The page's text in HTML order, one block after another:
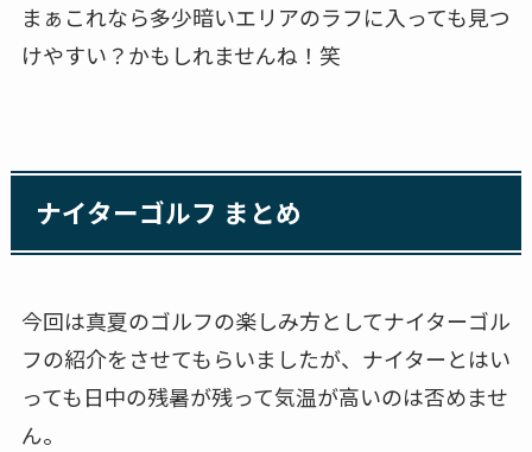
まぁこれなら多少暗いエリアのラフに入っても見つ
けやすい？かもしれませんね！笑
ナイターゴルフ まとめ
今回は真夏のゴルフの楽しみ方としてナイターゴル
フの紹介をさせてもらいましたが、ナイターとはい
っても日中の残暑が残って気温が高いのは否めませ
ん。